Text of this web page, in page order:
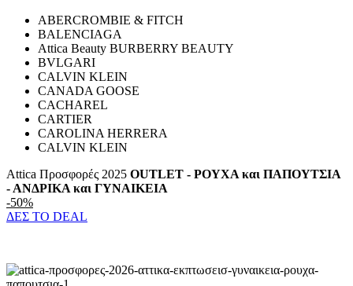
ABERCROMBIE & FITCH
BALENCIAGA
Attica Beauty BURBERRY BEAUTY
BVLGARI
CALVIN KLEIN
CANADA GOOSE
CACHAREL
CARTIER
CAROLINA HERRERA
CALVIN KLEIN
Attica Προσφορές 2025 OUTLET - ΡΟΥΧΑ και ΠΑΠΟΥΤΣΙΑ
- ΑΝΔΡΙΚΑ και ΓΥΝΑΙΚΕΙΑ
-50%
ΔΕΣ ΤΟ DEAL